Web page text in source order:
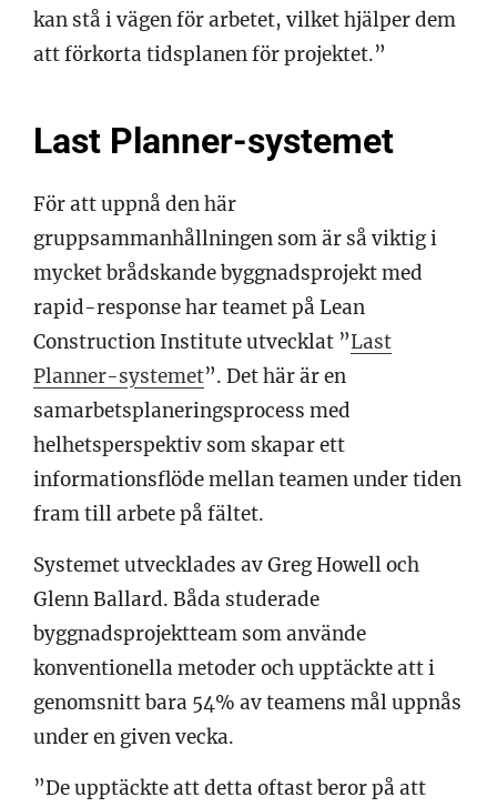
kan stå i vägen för arbetet, vilket hjälper dem
att förkorta tidsplanen för projektet.”
Last Planner-systemet
För att uppnå den här
gruppsammanhållningen som är så viktig i
mycket brådskande byggnadsprojekt med
rapid-response har teamet på Lean
Construction Institute utvecklat ”Last
Planner-systemet”. Det här är en
samarbetsplaneringsprocess med
helhetsperspektiv som skapar ett
informationsflöde mellan teamen under tiden
fram till arbete på fältet.
Systemet utvecklades av Greg Howell och
Glenn Ballard. Båda studerade
byggnadsprojektteam som använde
konventionella metoder och upptäckte att i
genomsnitt bara 54% av teamens mål uppnås
under en given vecka.
”De upptäckte att detta oftast beror på att